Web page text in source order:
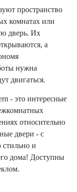
пространство
комнатах или
дверь. Их
а
нужна
двигаться.
- это интересные
относительно
двери - с
стильно и
дома! Доступны